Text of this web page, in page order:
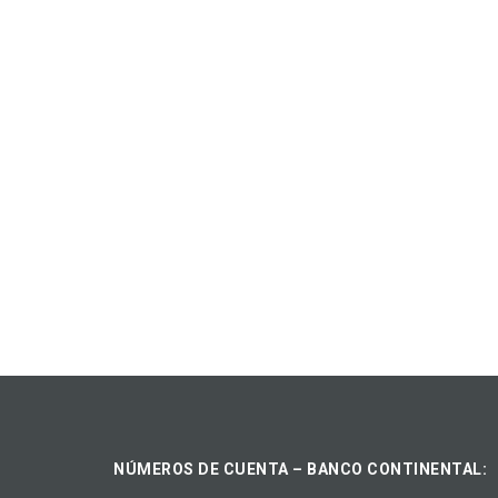
NÚMEROS DE CUENTA – BANCO CONTINENTAL: